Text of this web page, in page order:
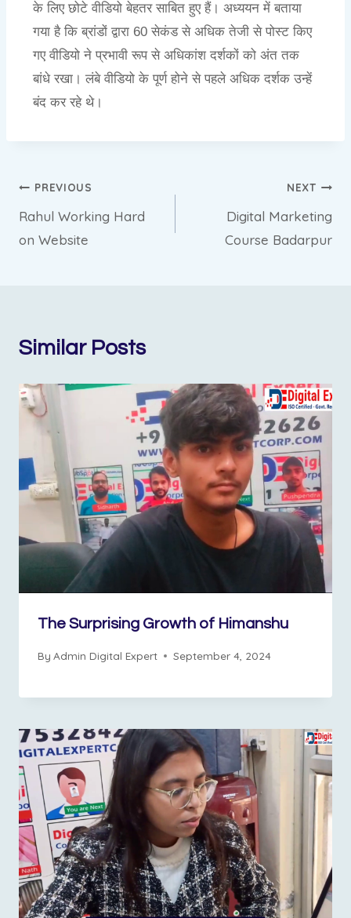
के लिए छोटे वीडियो बेहतर साबित हुए हैं। अध्ययन में बताया
गया है कि ब्रांडों द्वारा 60 सेकंड से अधिक तेजी से पोस्ट किए
गए वीडियो ने प्रभावी रूप से अधिकांश दर्शकों को अंत तक
बांधे रखा। लंबे वीडियो के पूर्ण होने से पहले अधिक दर्शक उन्हें
बंद कर रहे थे।
PREVIOUS
Rahul Working Hard
on Website
NEXT
Digital Marketing
Course Badarpur
Similar Posts
The Surprising Growth of Himanshu
By Admin Digital Expert September 4, 2024